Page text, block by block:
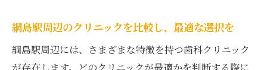
綱島駅周辺のクリニックを比較し、最適な選択を
綱島駅周辺には、さまざまな特徴を持つ歯科クリニック